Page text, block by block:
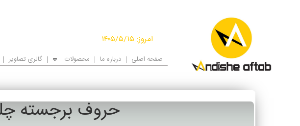
امروز: ۱۴۰۵/۵/۱۵
صفحه اصلی درباره ما محصولات گالری تصاویر
حروف برجسته چلنیوم 9 سانت